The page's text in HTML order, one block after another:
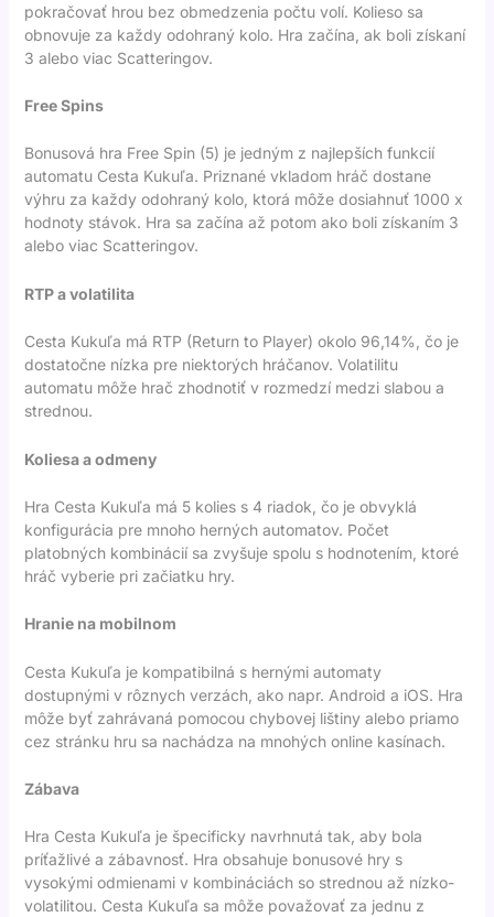
pokračovať hrou bez obmedzenia počtu volí. Kolieso sa
obnovuje za každy odohraný kolo. Hra začína, ak boli získaní
3 alebo viac Scatteringov.
Free Spins
Bonusová hra Free Spin (5) je jedným z najlepších funkcií
automatu Cesta Kukuľa. Priznané vkladom hráč dostane
výhru za každy odohraný kolo, ktorá môže dosiahnuť 1000 x
hodnoty stávok. Hra sa začína až potom ako boli získaním 3
alebo viac Scatteringov.
RTP a volatilita
Cesta Kukuľa má RTP (Return to Player) okolo 96,14%, čo je
dostatočne nízka pre niektorých hráčanov. Volatilitu
automatu môže hrač zhodnotiť v rozmedzí medzi slabou a
strednou.
Koliesa a odmeny
Hra Cesta Kukuľa má 5 kolies s 4 riadok, čo je obvyklá
konfigurácia pre mnoho herných automatov. Počet
platobných kombinácií sa zvyšuje spolu s hodnotením, ktoré
hráč vyberie pri začiatku hry.
Hranie na mobilnom
Cesta Kukuľa je kompatibilná s hernými automaty
dostupnými v rôznych verzách, ako napr. Android a iOS. Hra
môže byť zahrávaná pomocou chybovej lištiny alebo priamo
cez stránku hru sa nachádza na mnohých online kasínach.
Zábava
Hra Cesta Kukuľa je špecificky navrhnutá tak, aby bola
príťažlivé a zábavnosť. Hra obsahuje bonusové hry s
vysokými odmienami v kombináciách so strednou až nízko-
volatilitou. Cesta Kukuľa sa môže považovať za jednu z